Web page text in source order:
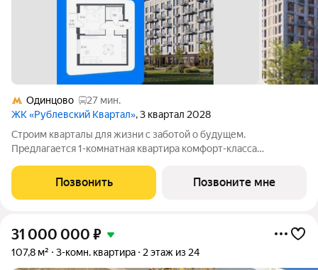
Одинцово
27 мин.
ЖК «Рублевский Квартал», 3 квартал 2028
Строим кварталы для жизни с заботой о будущем.
Предлагается 1-комнатная квартира комфорт-класса
м этаже, в жилом комплексе "Рублевский
Позвонить Позвоните мне
31 000 000 ₽
107,8 м² 3-комн. квартира 2 этаж из 24